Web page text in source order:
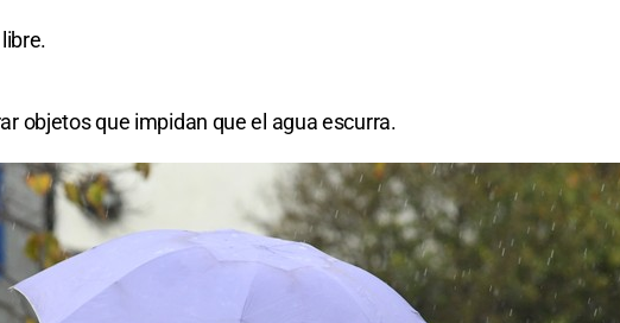
objetos que impidan que el agua escurra.